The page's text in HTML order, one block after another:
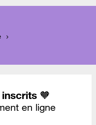
🧡
en ligne